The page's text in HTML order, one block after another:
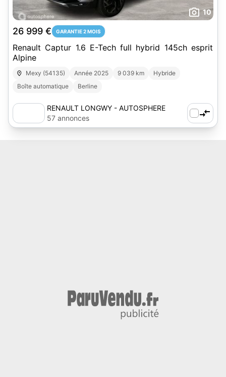
10
26 999 € GARANTIE 2 MOIS
Renault Captur 1.6 E-Tech full hybrid 145ch esprit
Alpine
Mexy (54135) Année 2025 9 039 km
Hybride
Boîte automatique
Berline
RENAULT LONGWY - AUTOSPHERE
57 annonces